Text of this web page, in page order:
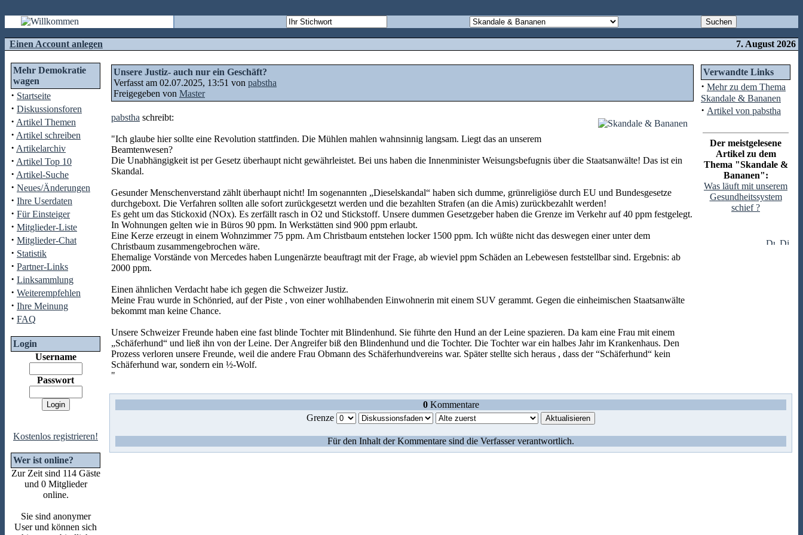
Einen Account anlegen 7. August 2026
Mehr Demokratie
wagen
· Startseite
· Diskussionsforen
· Artikel Themen
· Artikel schreiben
· Artikelarchiv
· Artikel Top 10
· Artikel-Suche
· Neues/Änderungen
· Ihre Userdaten
· Für Einsteiger
· Mitglieder-Liste
· Mitglieder-Chat
· Statistik
· Partner-Links
· Linksammlung
· Weiterempfehlen
· Ihre Meinung
· FAQ
Login
Username
Passwort
Kostenlos registrieren!
Wer ist online?
Zur Zeit sind 114 Gäste
und 0 Mitglieder
online.
Sie sind anonymer
User und können sich
Unsere Justiz- auch nur ein Geschäft?
Verfasst am 02.07.2025, 13:51 von pabstha
Freigegeben von Master
pabstha schreibt:
"Ich glaube hier sollte eine Revolution stattfinden. Die Mühlen mahlen wahnsinnig langsam. Liegt das an unserem
Beamtenwesen?
Die Unabhängigkeit ist per Gesetz überhaupt nicht gewährleistet. Bei uns haben die Innenminister Weisungsbefugnis über die Staatsanwälte! Das ist ein
Skandal.
Gesunder Menschenverstand zählt überhaupt nicht! Im sogenannten „Dieselskandal“ haben sich dumme, grünreligiöse durch EU und Bundesgesetze
durchgeboxt. Die Verfahren sollten alle sofort zurückgesetzt werden und die bezahlten Strafen (an die Amis) zurückbezahlt werden!
Es geht um das Stickoxid (NOx). Es zerfällt rasch in O2 und Stickstoff. Unsere dummen Gesetzgeber haben die Grenze im Verkehr auf 40 ppm festgelegt.
In Wohnungen gelten wie in Büros 90 ppm. In Werkstätten sind 900 ppm erlaubt.
Eine Kerze erzeugt in einem Wohnzimmer 75 ppm. Am Christbaum entstehen locker 1500 ppm. Ich wüßte nicht das deswegen einer unter dem
Christbaum zusammengebrochen wäre.
Ehemalige Vorstände von Mercedes haben Lungenärzte beauftragt mit der Frage, ab wieviel ppm Schäden an Lebewesen feststellbar sind. Ergebnis: ab
2000 ppm.
Einen ähnlichen Verdacht habe ich gegen die Schweizer Justiz.
Meine Frau wurde in Schönried, auf der Piste , von einer wohlhabenden Einwohnerin mit einem SUV gerammt. Gegen die einheimischen Staatsanwälte
bekommt man keine Chance.
Unsere Schweizer Freunde haben eine fast blinde Tochter mit Blindenhund. Sie führte den Hund an der Leine spazieren. Da kam eine Frau mit einem
„Schäferhund“ und ließ ihn von der Leine. Der Angreifer biß den Blindenhund und die Tochter. Die Tochter war ein halbes Jahr im Krankenhaus. Den
Prozess verloren unsere Freunde, weil die andere Frau Obmann des Schäferhundvereins war. Später stellte sich heraus , dass der “Schäferhund“ kein
Schäferhund war, sondern ein ½-Wolf.
"
Verwandte Links
· Mehr zu dem Thema
Skandale & Bananen
· Artikel von pabstha
Der meistgelesene
Artikel zu dem
Thema "Skandale &
Bananen":
Was läuft mit unserem
Gesundheitssystem
schief ?
0Kommentare
Grenze
Für den Inhalt der Kommentare sind die Verfasser verantwortlich.